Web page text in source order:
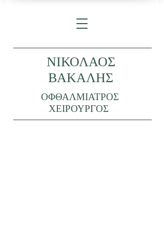
ΝΙΚΟΛΑΟΣ
ΒΑΚΑΛΗΣ
ΟΦΘΑΛΜΙΑΤΡΟΣ
ΧΕΙΡΟΥΡΓΟΣ